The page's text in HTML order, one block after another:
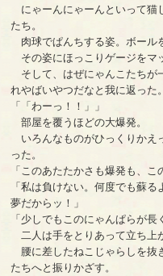
にゃーんにゃーんといって猫
たち。
肉球でぱんちする姿。ボール
その姿にほっこりゲージをマ
そして、はぜにゃんこたち
れやばいやつだなと我に返った。
「「わーっ！！」」
部屋を覆うほどの大爆発。
いろんなものがひっくりかえ
った。
「このあたたかさも爆発も、こ
「私は負けない。何度でも蘇
夢だからッ！」
「少しでもこのにゃんぱらが
二人は手をとりあって立ち上
腰に差したねこじゃらしを抜
たちへと振りかざす。